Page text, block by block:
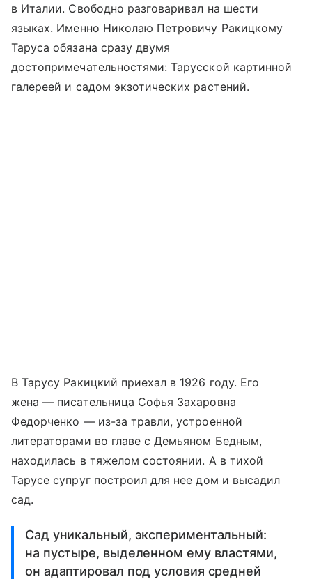
в Италии. Свободно разговаривал на шести
языках. Именно Николаю Петровичу Ракицкому
Таруса обязана сразу двумя
достопримечательностями: Тарусской картинной
галереей и садом экзотических растений.
В Тарусу Ракицкий приехал в 1926 году. Его
жена — писательница Софья Захаровна
Федорченко — из-за травли, устроенной
литераторами во главе с Демьяном Бедным,
находилась в тяжелом состоянии. А в тихой
Тарусе супруг построил для нее дом и высадил
сад.
Сад уникальный, экспериментальный:
на пустыре, выделенном ему властями,
он адаптировал под условия средней